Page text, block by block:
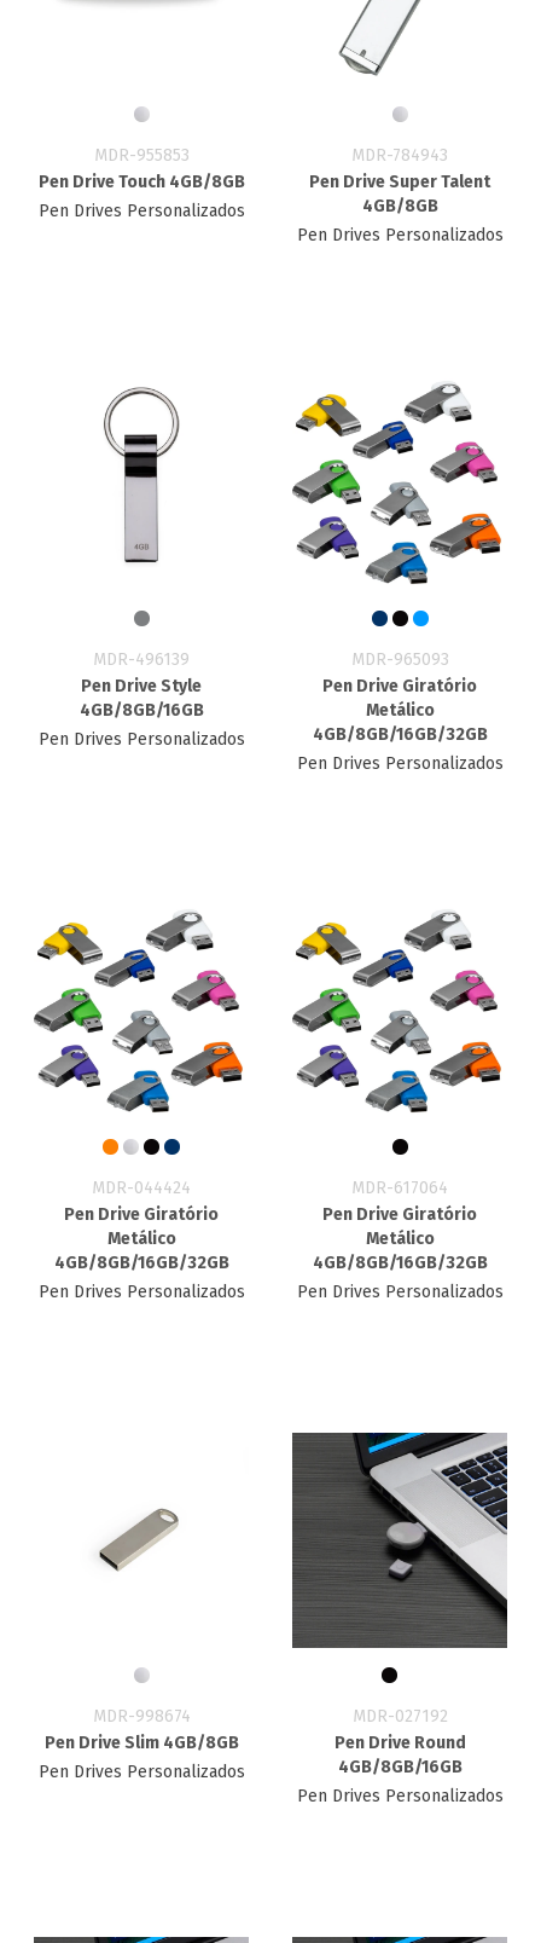
MDR-955853
Pen Drive Touch 4GB/8GB
Pen Drives Personalizados
MDR-784943
Pen Drive Super Talent
4GB/8GB
Pen Drives Personalizados
MDR-496139
Pen Drive Style
4GB/8GB/16GB
Pen Drives Personalizados
MDR-965093
Pen Drive Giratório
Metálico
4GB/8GB/16GB/32GB
Pen Drives Personalizados
MDR-044424
Pen Drive Giratório
Metálico
4GB/8GB/16GB/32GB
Pen Drives Personalizados
MDR-617064
Pen Drive Giratório
Metálico
4GB/8GB/16GB/32GB
Pen Drives Personalizados
MDR-998674
Pen Drive Slim 4GB/8GB
Pen Drives Personalizados
MDR-027192
Pen Drive Round
4GB/8GB/16GB
Pen Drives Personalizados